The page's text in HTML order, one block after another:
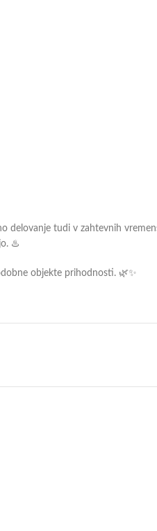
delovanje tudi v zahtevnih
♨️
objekte prihodnosti. 🌿✨